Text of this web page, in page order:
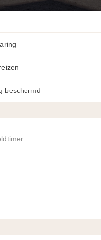
beschermd